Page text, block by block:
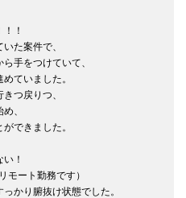
！
た案件で、
手をつけていて、
ていました。
つ戻りつ、
、
できました。
！
モート勤務です）
かり腑抜け状態でした。